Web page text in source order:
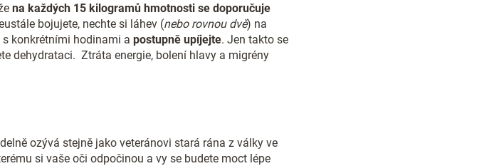
na každých 15 kilogramů hmotnosti se doporučuje
bojujete, nechte si láhev (nebo rovnou dvě) na
konkrétními hodinami a postupně upíjejte. Jen takto se
dehydrataci. Ztráta energie, bolení hlavy a migrény
ozývá stejně jako veteránovi stará rána z války ve
si vaše oči odpočinou a vy se budete moct lépe